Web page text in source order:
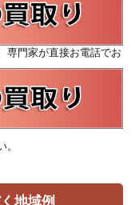
専門家が直接お電話でお
地域例